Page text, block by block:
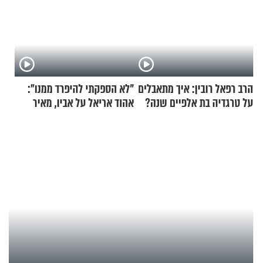
הרב רפאל רובין: איך מתאבלים
על טרגדיה בת אלפיים שנה?
"לא הספקתי להיפרד ממנו":
אהוד אריאל על אביו, מאיר